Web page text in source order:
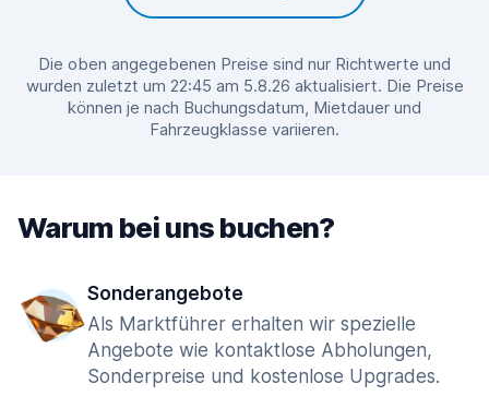
Die oben angegebenen Preise sind nur Richtwerte und
wurden zuletzt um 22:45 am 5.8.26 aktualisiert. Die Preise
können je nach Buchungsdatum, Mietdauer und
Fahrzeugklasse variieren.
Warum bei uns buchen?
Sonderangebote
Als Marktführer erhalten wir spezielle
Angebote wie kontaktlose Abholungen,
Sonderpreise und kostenlose Upgrades.